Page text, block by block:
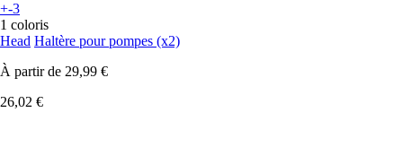
+-3
1 coloris
Head Haltère pour pompes (x2)
À partir de 29,99 €
26,02 €